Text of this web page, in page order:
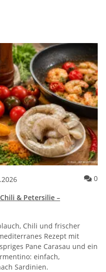
0
& Petersilie –
Chili und frischer
Rezept mit
Pane Carasau und ein
einfach,
Sardinien.